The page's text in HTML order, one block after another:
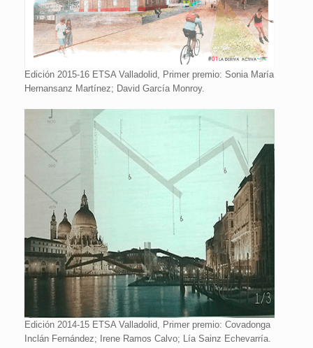
Edición 2015-16 ETSA Valladolid, Primer premio: Sonia María
Hernansanz Martínez; David García Monroy.
Edición 2014-15 ETSA Valladolid, Primer premio: Covadonga
Inclán Fernández; Irene Ramos Calvo; Lía Sainz Echevarría.